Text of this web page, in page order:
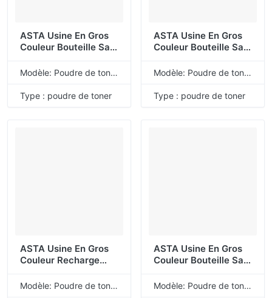
ASTA Usine En Gros
Couleur Bouteille Sac
En Vrac CF540A
CF543A 203A Poudre
De Toner Compatible
Modèle: Poudre de toner de recharge universelle
Type : poudre de toner
ASTA Usine En Gros
Couleur Bouteille Sac
En Vrac CF350A
CF353A 130A Poudre
De Toner Compatible
Modèle: Poudre de toner de recharge universelle
Type : poudre de toner
ASTA Usine En Gros
Couleur Recharge
CF210A CF210X
Modèle: Poudre de toner de recharge universelle
ASTA Usine En Gros
Couleur Bouteille Sac
En Vrac CB540A
Modèle: Poudre de toner de recharge universelle